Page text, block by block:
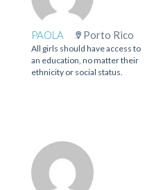
PAOLA Porto Rico
All girls should have access to
an education, no matter their
ethnicity or social status.